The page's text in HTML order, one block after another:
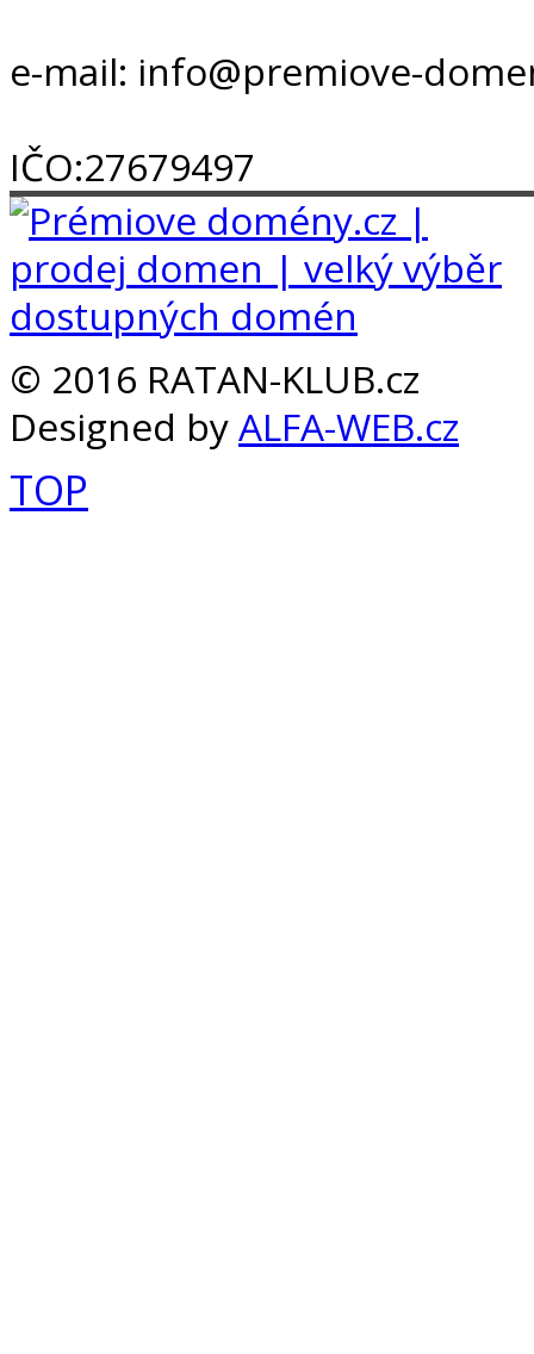
e-mail: info@premiove-
IČO:27679497
© 2016 RATAN-KLUB.cz
Designed byALFA-WEB.cz
TOP